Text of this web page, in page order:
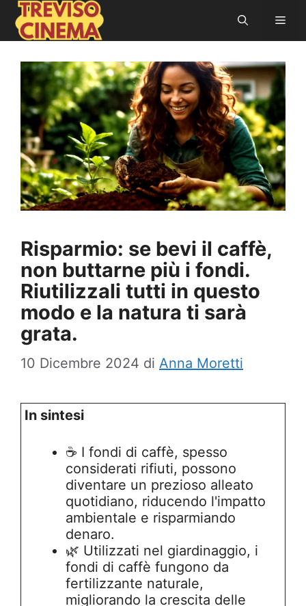
Vai
contenuto
Risparmio: se bevi il caffè,
non buttarne più i fondi.
Riutilizzali tutti in questo
modo e la natura ti sarà
grata.
10 Dicembre 2024 di Anna Moretti
In sintesi
☕ I fondi di caffè, spesso
considerati rifiuti, possono
diventare un prezioso alleato
quotidiano, riducendo l'impatto
ambientale e risparmiando
denaro.
🌿 Utilizzati nel giardinaggio, i
fondi di caffè fungono da
fertilizzante naturale,
migliorando la crescita delle